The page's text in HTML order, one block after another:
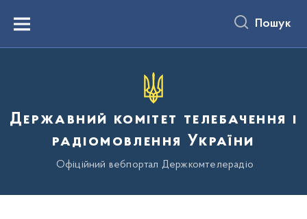
вмістуMenu Пошук
Державний комітет телебачення і
радіомовлення України
Офіційний вебпортал Держкомтелерадіо